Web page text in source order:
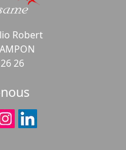
Robert
26